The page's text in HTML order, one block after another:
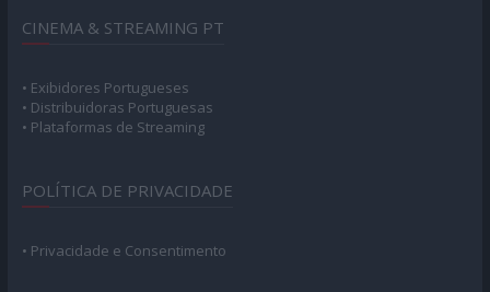
UserOnline